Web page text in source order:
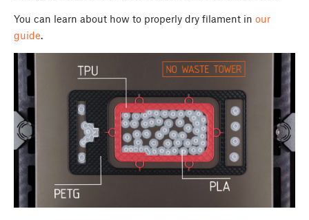
You can learn about how to properly dry filament in our
guide.